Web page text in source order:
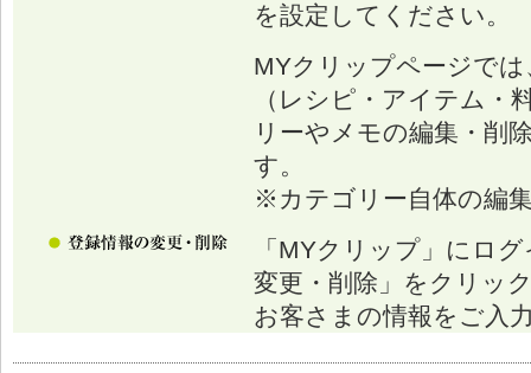
を設定してください。
MYクリップページで
（レシピ・アイテム・
リーやメモの編集・削
す。
※カテゴリー自体の編
「MYクリップ」にロ
変更・削除」をクリッ
お客さまの情報をご入